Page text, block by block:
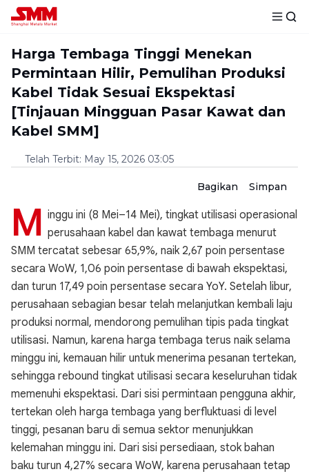
Harga Tembaga Tinggi Menekan
Permintaan Hilir, Pemulihan Produksi
Kabel Tidak Sesuai Ekspektasi
[Tinjauan Mingguan Pasar Kawat dan
Kabel SMM]
Telah Terbit: May 15, 2026 03:05
Bagikan Simpan
M inggu ini (8 Mei–14 Mei), tingkat utilisasi operasional
perusahaan kabel dan kawat tembaga menurut
SMM tercatat sebesar 65,9%, naik 2,67 poin persentase
secara WoW, 1,06 poin persentase di bawah ekspektasi,
dan turun 17,49 poin persentase secara YoY. Setelah libur,
perusahaan sebagian besar telah melanjutkan kembali laju
produksi normal, mendorong pemulihan tipis pada tingkat
utilisasi. Namun, karena harga tembaga terus naik selama
minggu ini, kemauan hilir untuk menerima pesanan tertekan,
sehingga rebound tingkat utilisasi secara keseluruhan tidak
memenuhi ekspektasi. Dari sisi permintaan pengguna akhir,
tertekan oleh harga tembaga yang berfluktuasi di level
tinggi, pesanan baru di semua sektor menunjukkan
kelemahan minggu ini. Dari sisi persediaan, stok bahan
baku turun 4,27% secara WoW, karena perusahaan tetap